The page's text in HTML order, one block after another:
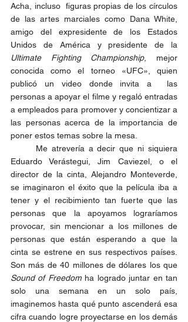
Acha, incluso  figuras propias de los círculos
de las artes marciales como Dana White,
amigo del expresidente de los Estados
Ultimate Fighting Championship, mejor
conocida como el torneo «UFC», quien
publicó un video donde invita a  las
personas a apoyar el filme y regaló entradas
a empleados para promover y concientizar a
las personas acerca de la importancia de
poner estos temas sobre la mesa.
Eduardo Verástegui, Jim Caviezel, o el
director de la cinta, Alejandro Monteverde,
se imaginaron el éxito que la película iba a
tener y el recibimiento tan fuerte que las
personas que la apoyamos lograríamos
provocar, sin mencionar a los millones de
personas que están esperando a que la
cinta se estrene en sus respectivos países.
Sound of Freedom ha logrado juntar en tan
solo una semana en un solo país,
imaginemos hasta qué punto ascenderá esa
cifra cuando logre proyectarse en los demás